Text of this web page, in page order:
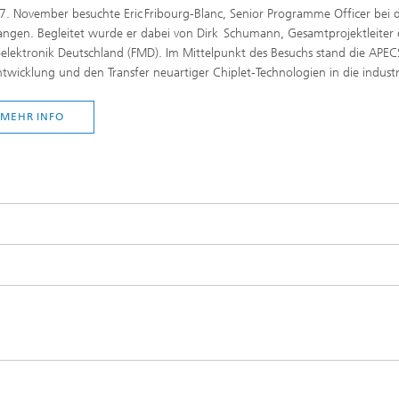
November besuchte Eric Fribourg-Blanc, Senior Programme Officer bei
Begleitet wurde er dabei von Dirk Schumann, Gesamtprojektleiter
Deutschland (FMD). Im Mittelpunkt des Besuchs stand die
und den Transfer neuartiger Chiplet-Technologien in die
MEHR INFO